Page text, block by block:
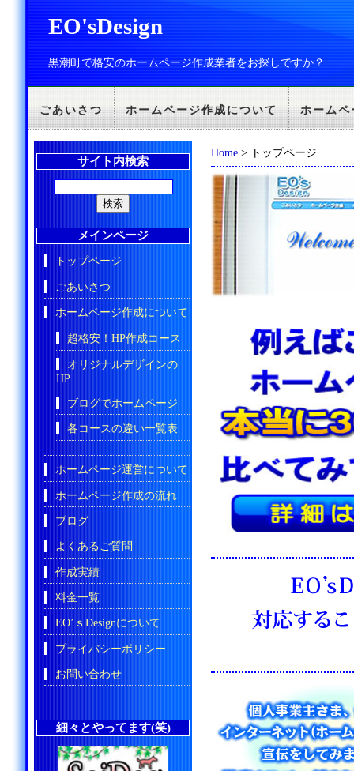
EO'sDesign
黒潮町で格安のホームページ作成業者をお探しですか？
ごあいさつ ホームページ作成について ホームペ
Home > トップページ
サイト内検索
メインページ
トップページ
ごあいさつ
ホームページ作成について
超格安！HP作成コース
オリジナルデザインの
HP
ブログでホームページ
各コースの違い一覧表
ホームページ運営について
ホームページ作成の流れ
ブログ
よくあるご質問
作成実績
料金一覧
EO’ｓDesignについて
プライバシーポリシー
お問い合わせ
細々とやってます(笑)